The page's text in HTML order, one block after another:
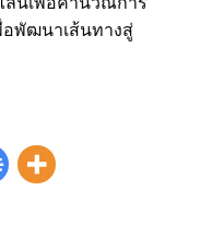
อพัฒนาเส้นทางสู่